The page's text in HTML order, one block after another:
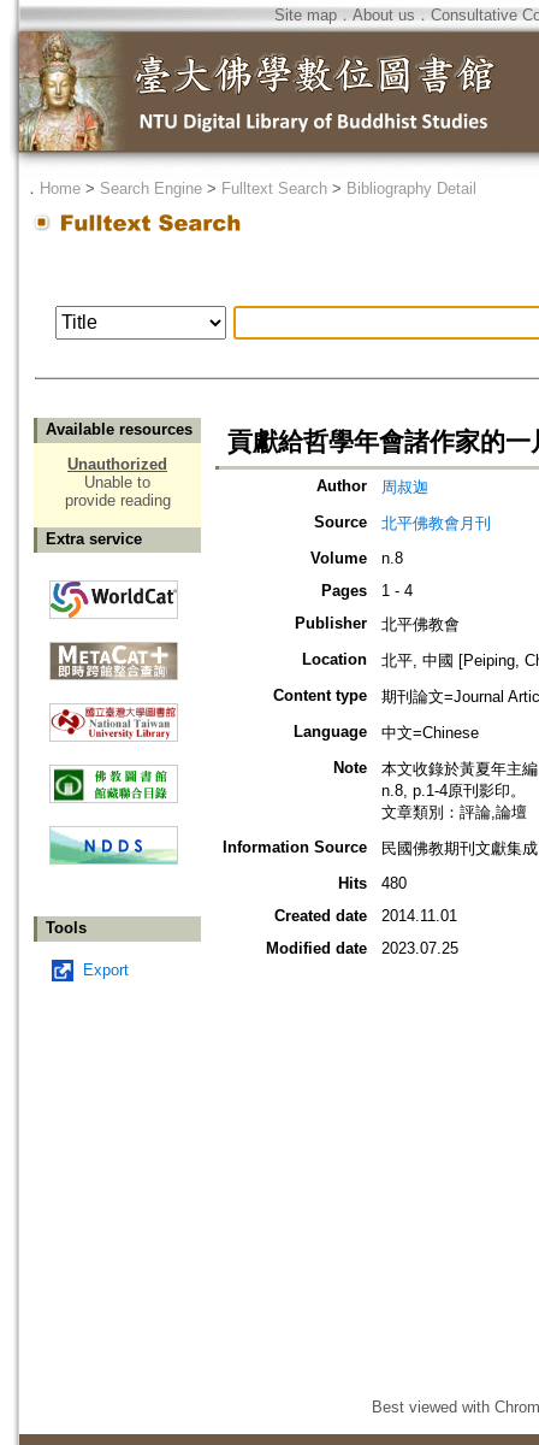
Site map．About us ． Consultative
． Home > Search Engine > Fulltext Search > Bibliography Detail
Available resources
Unauthorized
Unable to
provide reading
Extra service
Tools
Export
貢獻給哲學年會諸作家的一
Author
周叔迦
Source
北平佛教會月刊
Volume
n.8
Pages
1 - 4
Publisher
北平佛教會
Location
北平, 中國 [Peiping,
Content type
期刊論文=Journal
Language
中文=Chinese
Note
本文收錄於黃夏年主
n.8, p.1-4原刊影印。
文章類別：評論,論壇
Information Source
民國佛教期刊文獻集
Hits
480
Created date
2014.11.01
Modified date
2023.07.25
Best viewed with